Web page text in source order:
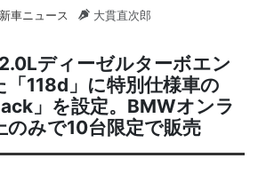
新車ニュース 大貫直次郎
ディーゼルターボエン
118d」に特別仕様車の
」を設定。BMWオンラ
のみで10台限定で販売